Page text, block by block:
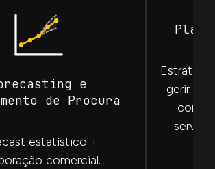
e
de Procura
estatístico +
comercial.
gerir
com
serviço